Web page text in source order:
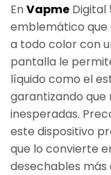
EnVapme Digital
emblemático
a todo color con
pantalla le
líquido como el
garantizando que
inesperadas.
este dispositivo
que lo convierte
desechables